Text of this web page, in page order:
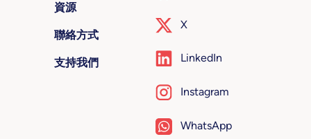
資源
聯絡方式
支持我們
X
LinkedIn
Instagram
WhatsApp